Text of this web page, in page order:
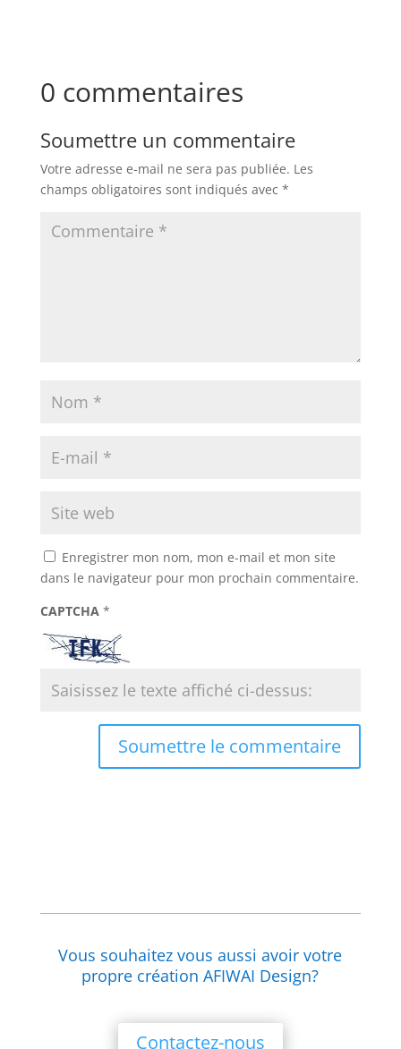
0 commentaires
Soumettre un commentaire
Votre adresse e-mail ne sera pas publiée. Les
champs obligatoires sont indiqués avec *
Enregistrer mon nom, mon e-mail et mon site
dans le navigateur pour mon prochain commentaire.
CAPTCHA *
Soumettre le commentaire
Vous souhaitez vous aussi avoir votre
propre création AFIWAI Design?
Contactez-nous